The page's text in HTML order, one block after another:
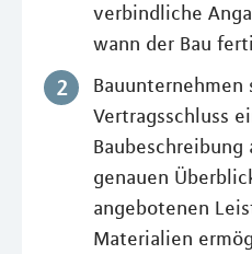
verbindliche
wann der Bau
Bauunternehmen
Vertragsschluss
genauen
angebotenen
Materialien